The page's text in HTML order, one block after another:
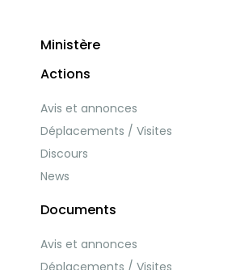
Ministère
Actions
Avis et annonces
Déplacements / Visites
Discours
News
Documents
Avis et annonces
Déplacements / Visites